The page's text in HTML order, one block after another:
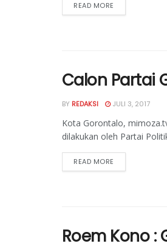
READ MORE
Calon Partai
BY REDAKSI JULI 3, 2017
Kota Gorontalo,
dilakukan oleh Partai
READ MORE
Roem Kono